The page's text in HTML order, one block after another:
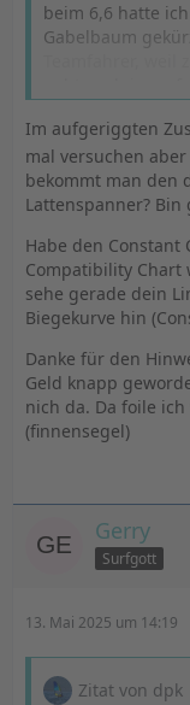
beim 6,6 hatte
Gabelbaum
geht auch im
1. Fehler
Flextop? richtig?
Versuche mal
FLX100 / TPX100
2. beim 6.6 wäre
ich den North
keine Ahnung
3. Ja richtig viel
P.S. ich hätte
Im aufgeriggten
mal versuchen
bekommt man den
Lattenspanner? Bin
Habe den
Compatibility Chart
sehe gerade dein
Biegekurve hin
Danke für den
Geld knapp
nich da. Da foile
(finnensegel)
Gerry
Surfgott
13. Mai 2025 um 14:19
Zitat von dpk